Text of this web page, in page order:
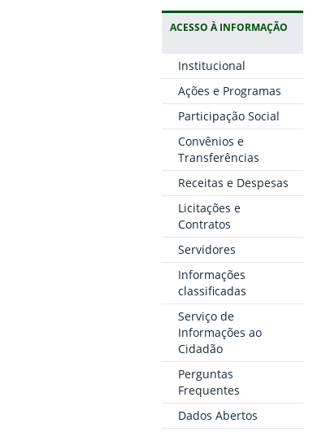
ACESSO À INFORMAÇÃO
Institucional
Ações e Programas
Participação Social
Convênios e
Transferências
Receitas e Despesas
Licitações e
Contratos
Servidores
Informações
classificadas
Serviço de
Informações ao
Cidadão
Perguntas
Frequentes
Dados Abertos